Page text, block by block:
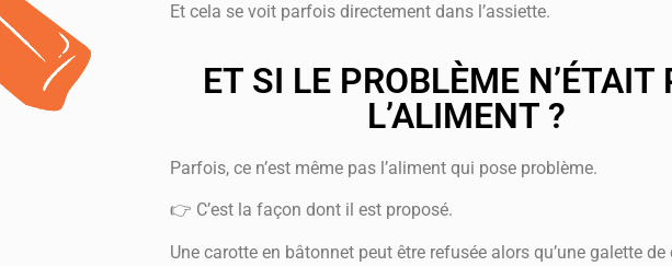
Et cela se voit parfois directement dans l’assiette.
ET SI LE PROBLÈME N’ÉTAIT
L’ALIMENT ?
Parfois, ce n’est même pas l’aliment qui pose problème.
👉 C’est la façon dont il est proposé.
Une carotte en bâtonnet peut être refusée alors qu’une galette de